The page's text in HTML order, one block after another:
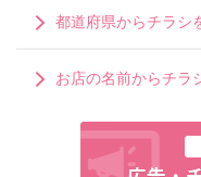
都道府県からチラシ
お店の名前からチラ